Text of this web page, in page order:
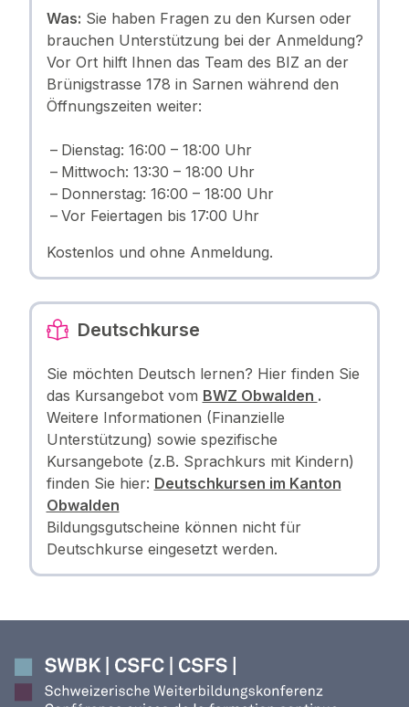
Was: Sie haben Fragen zu den Kursen oder
brauchen Unterstützung bei der Anmeldung?
Vor Ort hilft Ihnen das Team des BIZ an der
Brünigstrasse 178 in Sarnen während den
Öffnungszeiten weiter:
Dienstag: 16:00 – 18:00 Uhr
Mittwoch: 13:30 – 18:00 Uhr
Donnerstag: 16:00 – 18:00 Uhr
Vor Feiertagen bis 17:00 Uhr
Kostenlos und ohne Anmeldung.
Deutschkurse
Sie möchten Deutsch lernen? Hier finden Sie
das Kursangebot vom BWZ Obwalden .
Weitere Informationen (Finanzielle
Unterstützung) sowie spezifische
Kursangebote (z.B. Sprachkurs mit Kindern)
finden Sie hier: Deutschkursen im Kanton
Obwalden
Bildungsgutscheine können nicht für
Deutschkurse eingesetzt werden.